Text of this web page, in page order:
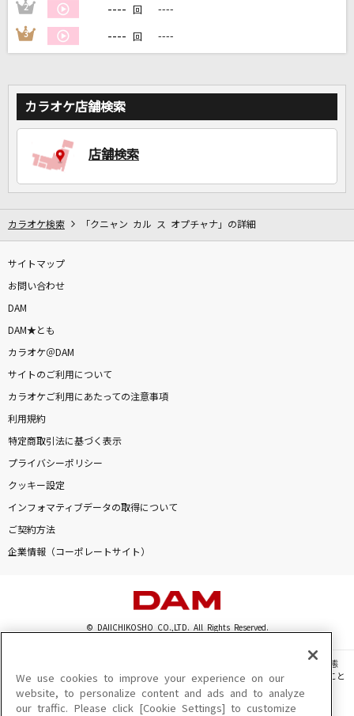
DAMに会員登録・ログインして
自宅でカラオケ歌い放題！
2 ---- 回 ----
3 ---- 回 ----
カラオケ店舗検索
店舗検索
カラオケ検索 「クニャン カル ス オプチャナ」の詳細
サイトマップ
お問い合わせ
DAM
DAM★とも
カラオケ＠DAM
サイトのご利用について
カラオケご利用にあたっての注意事項
利用規約
特定商取引法に基づく表示
プライバシーポリシー
クッキー設定
インフォマティブデータの取得について
ご契約方法
企業情報（コーポレートサイト）
© DAIICHIKOSHO CO.,LTD. All Rights Reserved.
このサイトに掲載されている一切の文章・画像・写真・動画・音声等を、手段や形態
を問わず、著作権法の定める範囲を超えて無断で複製、転載、ファイル化などすること
を禁じます。
楽曲及びコンテンツは、機種によりご利用いただけない場合があります。
We use cookies to improve your experience on our
website, to personalize content and ads and to analyze
our traffic. Please click [Cookie Settings] to customize